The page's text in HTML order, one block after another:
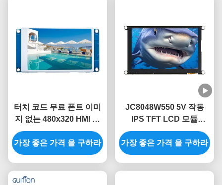
터치 코드 무료 폰트 이미
지 없는 480x320 HMI 모
듈 3.5 터치 스크린 LCD
모듈
가장 좋은 가격 을 구하라
JC8048W550 5V 작동
IPS TFT LCD 모듈
320mA 전력 소비
가장 좋은 가격 을 구하라